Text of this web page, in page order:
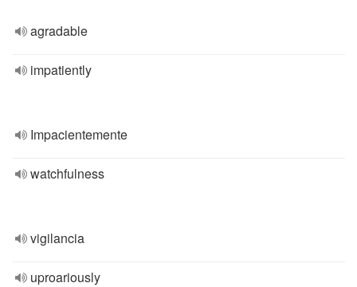
agradable
impatiently
Impacientemente
watchfulness
vigilancia
uproariously